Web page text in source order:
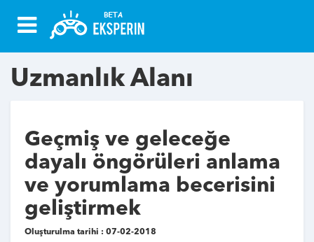
Uzmanlık Alanı
Geçmiş ve geleceğe
dayalı öngörüleri anlama
ve yorumlama becerisini
geliştirmek
Oluşturulma tarihi : 07-02-2018